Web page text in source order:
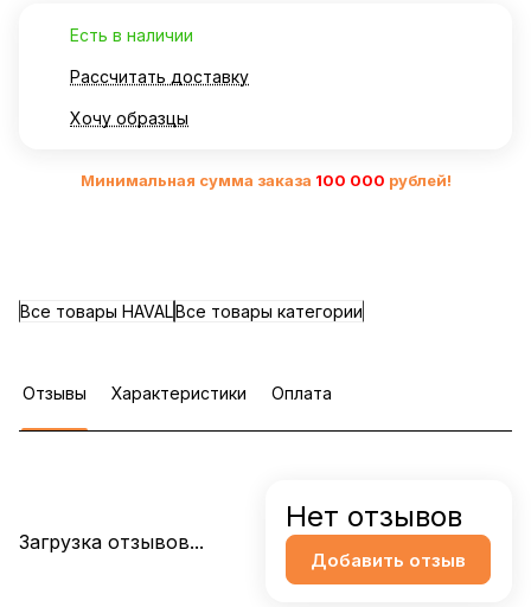
Есть в наличии
Рассчитать доставку
Хочу образцы
Минимальная сумма заказа 100 000 рублей!
Все товары HAVALВсе товары категории
Отзывы Характеристики Оплата
Загрузка отзывов...
Нет отзывов
Добавить отзыв